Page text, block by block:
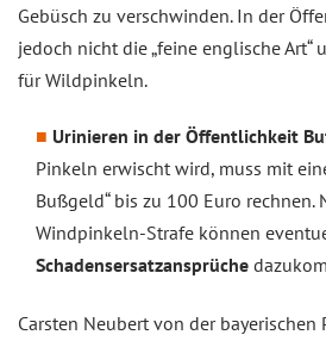
Gebüsch zu verschwinden. In der
jedoch nicht die „feine englische Art“
für Wildpinkeln.
Urinieren in der Öffentlichkeit
Pinkeln erwischt wird, muss mit
Bußgeld“ bis zu 100 Euro rechnen.
Windpinkeln-Strafe können
Schadensersatzansprüche
Carsten Neubert von der bayerischen